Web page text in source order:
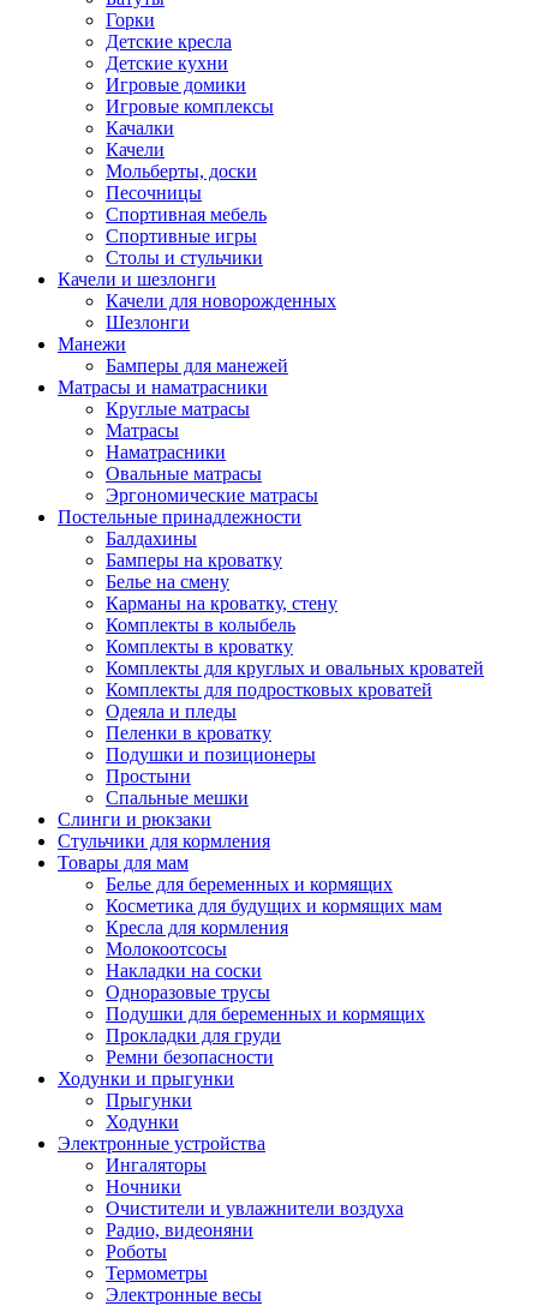
Горки
Детские кресла
Детские кухни
Игровые домики
Игровые комплексы
Качалки
Качели
Мольберты, доски
Песочницы
Спортивная мебель
Спортивные игры
Столы и стульчики
Качели и шезлонги
Качели для новорожденных
Шезлонги
Манежи
Бамперы для манежей
Матрасы и наматрасники
Круглые матрасы
Матрасы
Наматрасники
Овальные матрасы
Эргономические матрасы
Постельные принадлежности
Балдахины
Бамперы на кроватку
Белье на смену
Карманы на кроватку, стену
Комплекты в колыбель
Комплекты в кроватку
Комплекты для круглых и овальных кроватей
Комплекты для подростковых кроватей
Одеяла и пледы
Пеленки в кроватку
Подушки и позиционеры
Простыни
Спальные мешки
Слинги и рюкзаки
Стульчики для кормления
Товары для мам
Белье для беременных и кормящих
Косметика для будущих и кормящих мам
Кресла для кормления
Молокоотсосы
Накладки на соски
Одноразовые трусы
Подушки для беременных и кормящих
Прокладки для груди
Ремни безопасности
Ходунки и прыгунки
Прыгунки
Ходунки
Электронные устройства
Ингаляторы
Ночники
Очистители и увлажнители воздуха
Радио, видеоняни
Роботы
Термометры
Электронные весы